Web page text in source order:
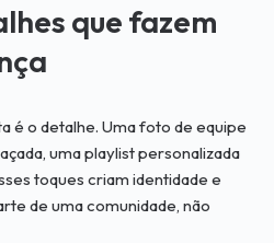
que fazem
é o detalhe. Uma foto de equipe
uma playlist personalizada
toques criam identidade e
de uma comunidade, não